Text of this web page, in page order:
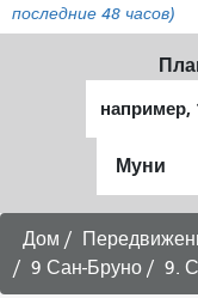
последние 48 часов)
Дом
9 Сан-Бруно
9.